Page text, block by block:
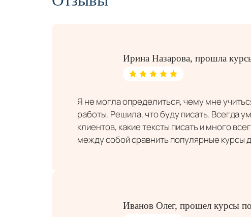
Ирина Назарова, прошла
Я не могла определиться, чему мне
работы. Решила, что буду писать. Всегда
клиентов, какие тексты писать и много
между собой сравнить популярные курсы
Иванов Олег, прошел курсы